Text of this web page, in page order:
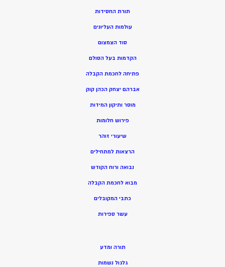
תורת החסידות
עולמות העליונים
סוד הצמצום
הקדמות בעל הסולם
פתיחה לחכמת הקבלה
אברהם יצחק הכהן קוק
מוסר ותיקון המידות
פירוש חלומות
שיעורי זוהר
הרצאות למתחילים
נבואה ורוח הקודש
מבוא לחכמת הקבלה
כתבי המקובלים
עשר ספירות
תורה ומדע
גלגול נשמות